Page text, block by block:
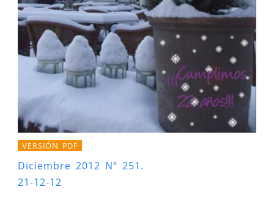
VERSIÓN PDF
Diciembre 2012 Nº 251.
21-12-12